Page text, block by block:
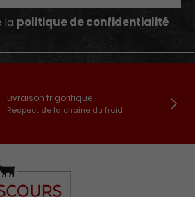
la politique de confidentialité
Livraison frigorifique
Respect de la chaine du froid